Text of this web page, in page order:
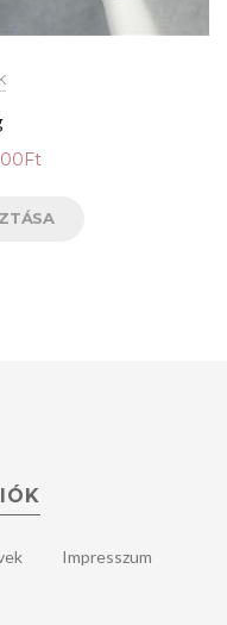
Ft
Impresszum